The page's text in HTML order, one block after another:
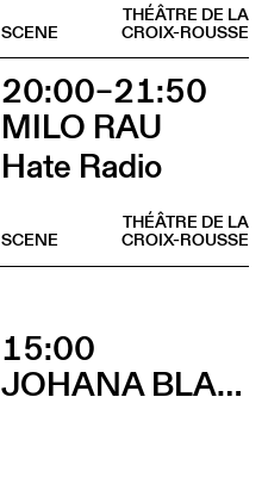
THÉÂTRE DE LA
CROIX-ROUSSE
SCENE
20:00–21:50
MILO RAU
Hate Radio
THÉÂTRE DE LA
CROIX-ROUSSE
SCENE
15:00
JOHANA BLANC